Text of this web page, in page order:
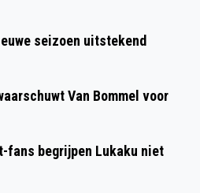
seizoen uitstekend
Van Bommel voor
fans begrijpen Lukaku niet